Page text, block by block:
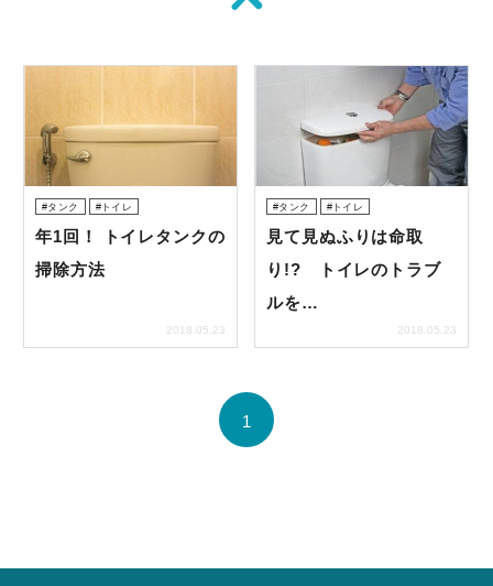
トイレ
水道
キッチン
風呂
タンク トイレ
年1回！ トイレタンクの
掃除方法
2018.05.23
タンク トイレ
見て見ぬふりは命取
り!? トイレのトラブ
ルを…
2018.05.23
1